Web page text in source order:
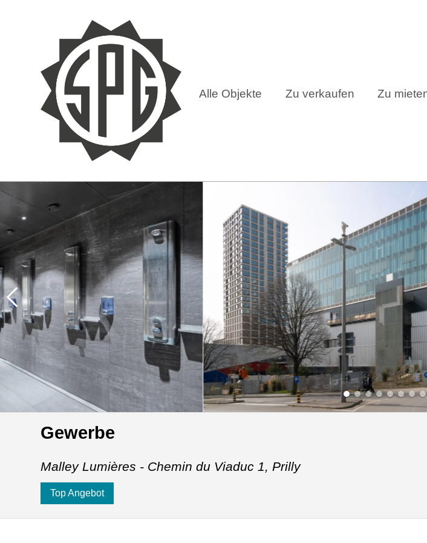
Alle Objekte Zu verkaufen Zu
Gewerbe
Malley Lumières - Chemin du Viaduc 1,Prilly
Top Angebot